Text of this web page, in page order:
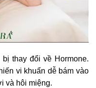
thay đổi về Hormone.
vi khuẩn dễ bám vào
và hôi miệng.